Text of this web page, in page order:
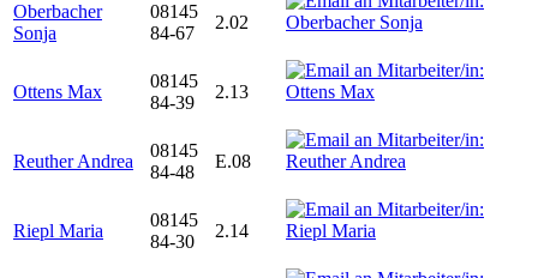
Oberbacher
Sonja
08145
84-67
2.02
Ottens Max
08145
84-39
2.13
Reuther Andrea
08145
84-48
E.08
Riepl Maria
08145
84-30
2.14